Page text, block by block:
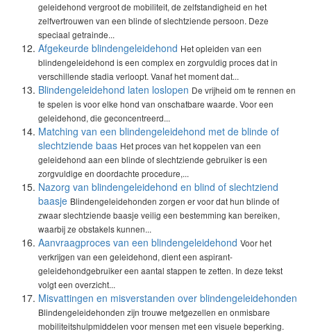
geleidehond vergroot de mobiliteit, de zelfstandigheid en het
zelfvertrouwen van een blinde of slechtziende persoon. Deze
speciaal getrainde...
Afgekeurde blindengeleidehond Het opleiden van een
blindengeleidehond is een complex en zorgvuldig proces dat in
verschillende stadia verloopt. Vanaf het moment dat...
Blindengeleidehond laten loslopen De vrijheid om te rennen en
te spelen is voor elke hond van onschatbare waarde. Voor een
geleidehond, die geconcentreerd...
Matching van een blindengeleidehond met de blinde of
slechtziende baas Het proces van het koppelen van een
geleidehond aan een blinde of slechtziende gebruiker is een
zorgvuldige en doordachte procedure,...
Nazorg van blindengeleidehond en blind of slechtziend
baasje Blindengeleidehonden zorgen er voor dat hun blinde of
zwaar slechtziende baasje veilig een bestemming kan bereiken,
waarbij ze obstakels kunnen...
Aanvraagproces van een blindengeleidehond Voor het
verkrijgen van een geleidehond, dient een aspirant-
geleidehondgebruiker een aantal stappen te zetten. In deze tekst
volgt een overzicht...
Misvattingen en misverstanden over blindengeleidehonden
Blindengeleidehonden zijn trouwe metgezellen en onmisbare
mobiliteitshulpmiddelen voor mensen met een visuele beperking.